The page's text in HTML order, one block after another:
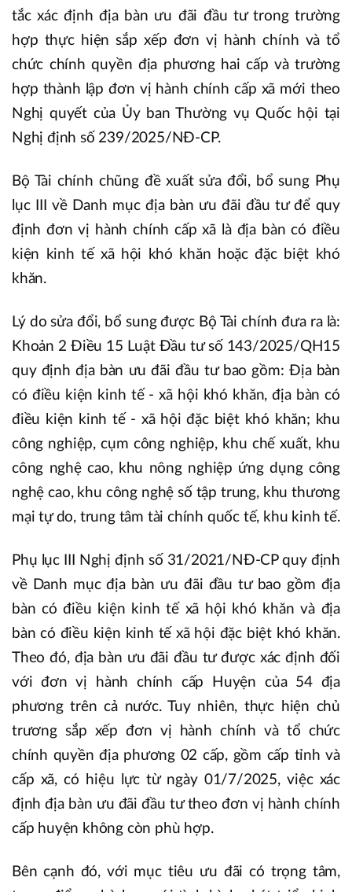
tắc xác định địa bàn ưu đãi đầu tư trong trường
hợp thực hiện sắp xếp đơn vị hành chính và tổ
chức chính quyền địa phương hai cấp và trường
hợp thành lập đơn vị hành chính cấp xã mới theo
Nghị quyết của Ủy ban Thường vụ Quốc hội tại
Nghị định số 239/2025/NĐ-CP.
Bộ Tài chính chũng đề xuất sửa đổi, bổ sung Phụ
lục III về Danh mục địa bàn ưu đãi đầu tư để quy
định đơn vị hành chính cấp xã là địa bàn có điều
kiện kinh tế xã hội khó khăn hoặc đặc biệt khó
khăn.
Lý do sửa đổi, bổ sung được Bộ Tài chính đưa ra là:
Khoản 2 Điều 15 Luật Đầu tư số 143/2025/QH15
quy định địa bàn ưu đãi đầu tư bao gồm: Địa bàn
có điều kiện kinh tế - xã hội khó khăn, địa bàn có
điều kiện kinh tế - xã hội đặc biệt khó khăn; khu
công nghiệp, cụm công nghiệp, khu chế xuất, khu
công nghệ cao, khu nông nghiệp ứng dụng công
nghệ cao, khu công nghệ số tập trung, khu thương
mại tự do, trung tâm tài chính quốc tế, khu kinh tế.
Phụ lục III Nghị định số 31/2021/NĐ-CP quy định
về Danh mục địa bàn ưu đãi đầu tư bao gồm địa
bàn có điều kiện kinh tế xã hội khó khăn và địa
bàn có điều kiện kinh tế xã hội đặc biệt khó khăn.
Theo đó, địa bàn ưu đãi đầu tư được xác định đối
với đơn vị hành chính cấp Huyện của 54 địa
phương trên cả nước. Tuy nhiên, thực hiện chủ
trương sắp xếp đơn vị hành chính và tổ chức
chính quyền địa phương 02 cấp, gồm cấp tỉnh và
cấp xã, có hiệu lực từ ngày 01/7/2025, việc xác
định địa bàn ưu đãi đầu tư theo đơn vị hành chính
cấp huyện không còn phù hợp.
Bên cạnh đó, với mục tiêu ưu đãi có trọng tâm,